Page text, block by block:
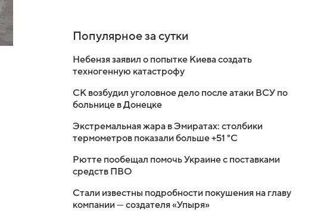
Популярное за сутки
Небензя заявил о попытке Киева создать
техногенную катастрофу
СК возбудил уголовное дело после атаки ВСУ по
больнице в Донецке
Экстремальная жара в Эмиратах: столбики
термометров показали больше +51 °C
Рютте пообещал помочь Украине с поставками
средств ПВО
Стали известны подробности покушения на главу
компании — создателя «Упыря»